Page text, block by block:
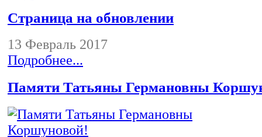
Страница на обновлении
13 Февраль 2017
Подробнее...
Памяти Татьяны Германовны